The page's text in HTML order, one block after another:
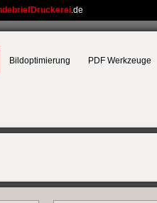
.de
Bildoptimierung PDF Werkzeuge